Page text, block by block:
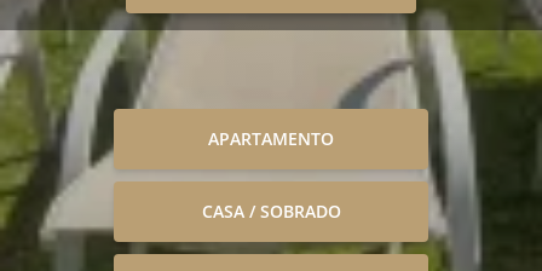
APARTAMENTO
CASA / SOBRADO